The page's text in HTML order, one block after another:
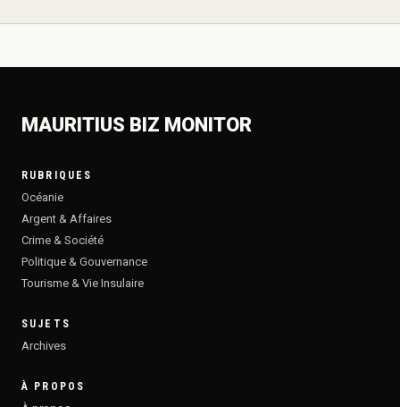
MAURITIUS BIZ MONITOR
RUBRIQUES
Océanie
Argent & Affaires
Crime & Société
Politique & Gouvernance
Tourisme & Vie Insulaire
SUJETS
Archives
À PROPOS